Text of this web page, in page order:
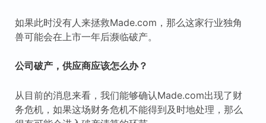
如果此时没有人来拯救Made.com，那么这家行业独角
兽可能会在上市一年后濒临破产。
公司破产，供应商应该怎么办？
从目前的消息来看，我们能够确认Made.com出现了财
务危机，如果这场财务危机不能得到及时地处理，那么